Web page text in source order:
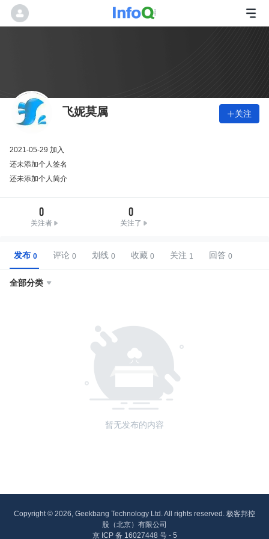
飞妮莫属 关注
2021-05-29 加入
还未添加个人签名
还未添加个人简介
0
关注者
0
关注了
发布 评论 划线 收藏 关注 回答
全部分类 
暂无发布的内容
Copyright © 2026, Geekbang Technology Ltd. All rights reserved. 极客邦控
股（北京）有限公司
京 ICP 备 16027448 号 - 5